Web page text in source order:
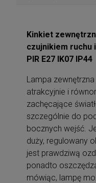
Kinkiet
czujnikiem ruchu
PIR E27 IK07 IP44
Lampa
atrakcyjnie i
zachęcające
szczególnie do
bocznych wejść.
duży, regulowany
jest prawdziwą
ponadto
mówiąc, lampę